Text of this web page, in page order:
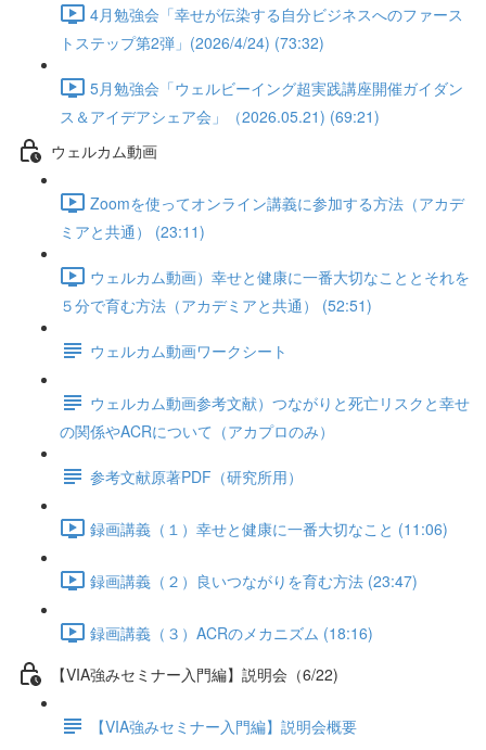
4月勉強会「幸せが伝染する自分ビジネスへのファース
トステップ第2弾」(2026/4/24) (73:32)
5月勉強会「ウェルビーイング超実践講座開催ガイダン
ス＆アイデアシェア会」（2026.05.21) (69:21)
ウェルカム動画
Zoomを使ってオンライン講義に参加する方法（アカデ
ミアと共通） (23:11)
ウェルカム動画）幸せと健康に一番大切なこととそれを
５分で育む方法（アカデミアと共通） (52:51)
ウェルカム動画ワークシート
ウェルカム動画参考文献）つながりと死亡リスクと幸せ
の関係やACRについて（アカプロのみ）
参考文献原著PDF（研究所用）
録画講義（１）幸せと健康に一番大切なこと (11:06)
録画講義（２）良いつながりを育む方法 (23:47)
録画講義（３）ACRのメカニズム (18:16)
【VIA強みセミナー入門編】説明会（6/22)
【VIA強みセミナー入門編】説明会概要